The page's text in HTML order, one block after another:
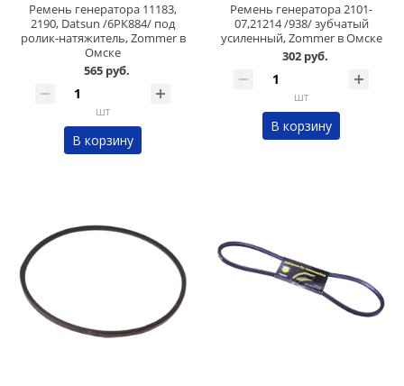
Ремень генератора 11183,
2190, Datsun /6РК884/ под
ролик-натяжитель, Zommer в
Омске
565 руб.
шт
В корзину
Ремень генератора 2101-
07,21214 /938/ зубчатый
усиленный, Zommer в Омске
302 руб.
шт
В корзину